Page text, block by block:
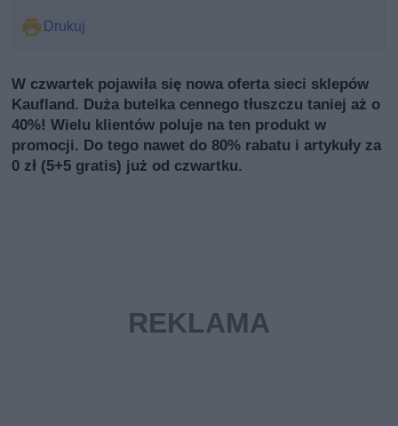
Drukuj
W czwartek pojawiła się nowa oferta sieci sklepów
Kaufland. Duża butelka cennego tłuszczu taniej aż o
40%! Wielu klientów poluje na ten produkt w
promocji. Do tego nawet do 80% rabatu i artykuły za
0 zł (5+5 gratis) już od czwartku.